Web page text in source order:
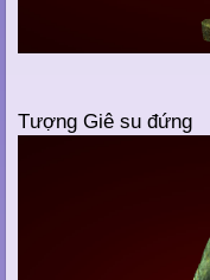
Tượng Giê su đứng